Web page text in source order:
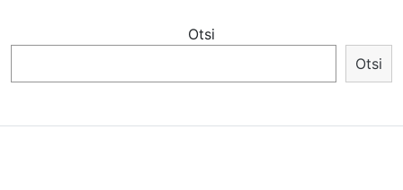
Otsi
Otsi